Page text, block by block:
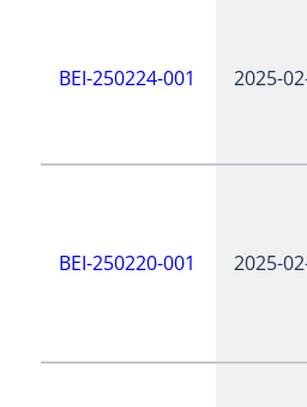
BEI-250224-001 2025-
BEI-250220-001 2025-